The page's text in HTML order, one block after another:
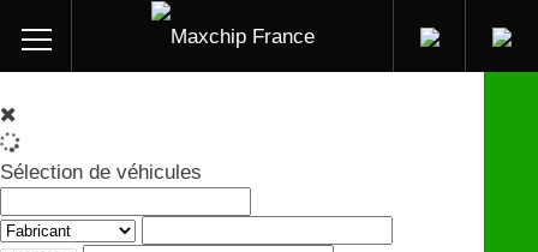
Sélection de véhicules